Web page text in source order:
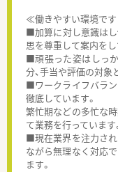
≪働きやすい環境です
■加算に対し意識はし
思を尊重して案内を
■頑張った姿はしっか
分、手当や評価の対象
■ワークライフバラン
徹底しています。
繁忙期などの多忙な
て業務を行っています
■現在業界を注力され
ながら無理なく対応
ます。